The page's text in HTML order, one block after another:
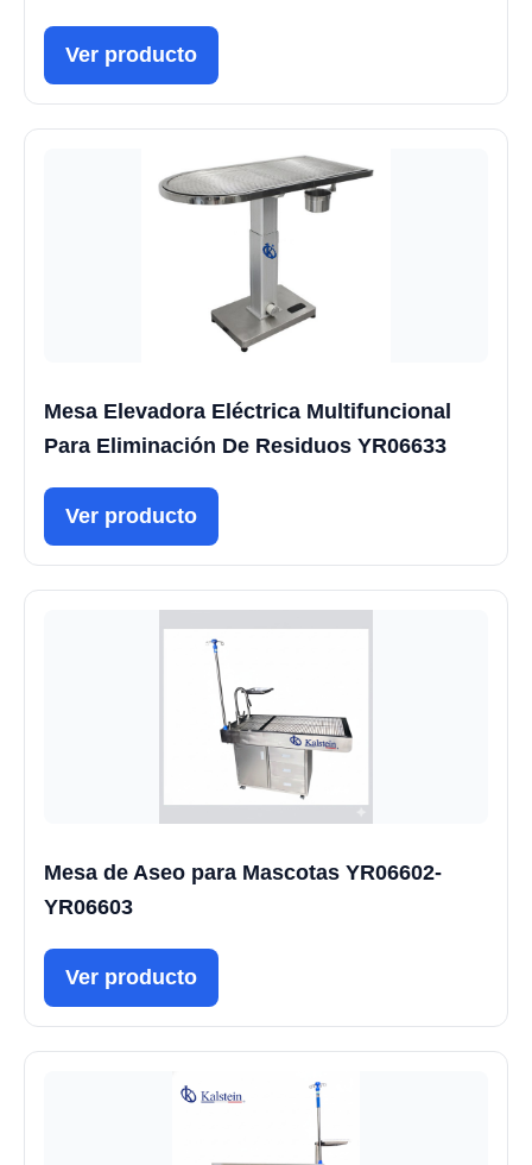
Ver producto
Mesa Elevadora Eléctrica Multifuncional
Para Eliminación De Residuos YR06633
Ver producto
Mesa de Aseo para Mascotas YR06602-
YR06603
Ver producto